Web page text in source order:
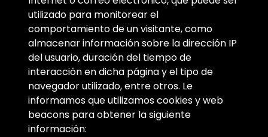
utilizado para monitorear el
comportamiento de un visitante, como
almacenar información sobre la dirección IP
del usuario, duración del tiempo de
interacción en dicha página y el tipo de
navegador utilizado, entre otros. Le
informamos que utilizamos cookies y web
beacons para obtener la siguiente
información: